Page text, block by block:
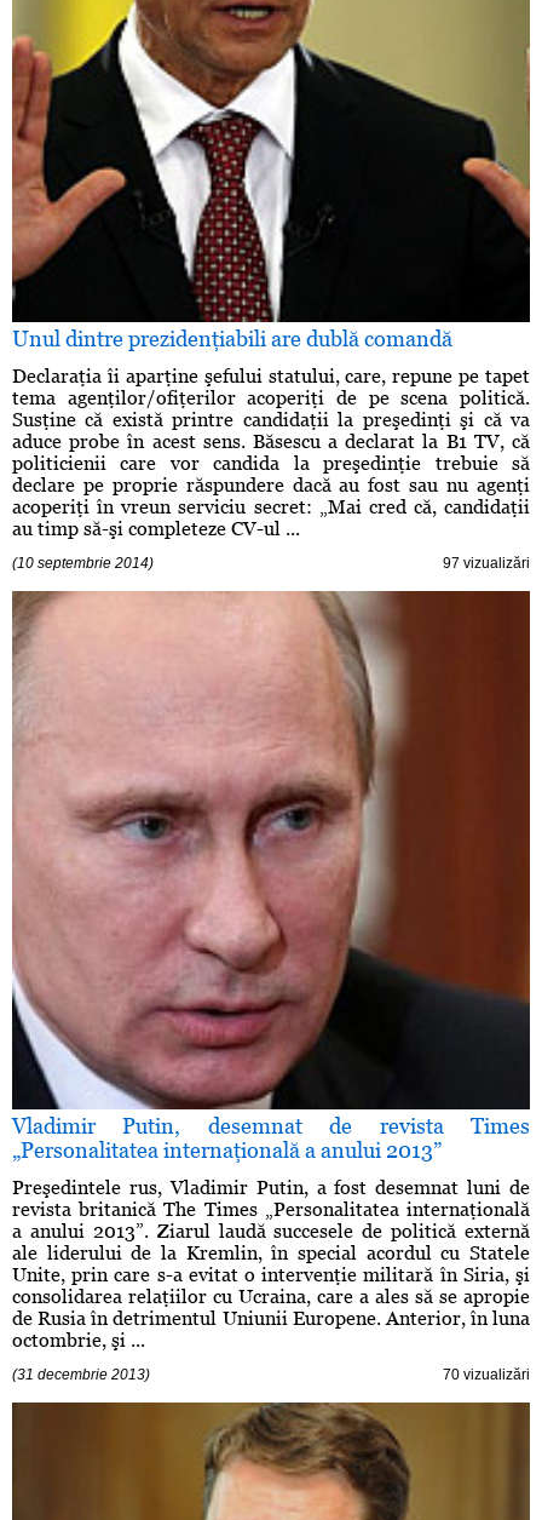
Unul dintre prezidenţiabili are dublă comandă
Declaraţia îi aparţine şefului statului, care, repune pe tapet
tema agenţilor/ofiţerilor acoperiţi de pe scena politică.
Susţine că există printre candidaţii la preşedinţi şi că va
aduce probe în acest sens. Băsescu a declarat la B1 TV, că
politicienii care vor candida la preşedinţie trebuie să
declare pe proprie răspundere dacă au fost sau nu agenţi
acoperiţi în vreun serviciu secret: „Mai cred că, candidaţii
au timp să-şi completeze CV-ul ...
(10 septembrie 2014) 97 vizualizări
Vladimir Putin, desemnat de revista Times
„Personalitatea internaţională a anului 2013”
Preşedintele rus, Vladimir Putin, a fost desemnat luni de
revista britanică The Times „Personalitatea internaţională
a anului 2013”. Ziarul laudă succesele de politică externă
ale liderului de la Kremlin, în special acordul cu Statele
Unite, prin care s-a evitat o intervenţie militară în Siria, şi
consolidarea relaţiilor cu Ucraina, care a ales să se apropie
de Rusia în detrimentul Uniunii Europene. Anterior, în luna
octombrie, şi ...
(31 decembrie 2013) 70 vizualizări